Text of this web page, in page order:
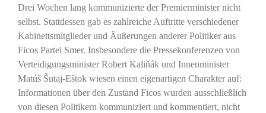
Drei Wochen lang kommunizierte der Premierminister nicht
selbst. Stattdessen gab es zahlreiche Auftritte verschiedener
Kabinettsmitglieder und Äußerungen anderer Politiker aus
Ficos Partei Smer. Insbesondere die Pressekonferenzen von
Verteidigungsminister Robert Kaliňák und Innenminister
Matúš Šutaj-Eštok wiesen einen eigenartigen Charakter auf:
Informationen über den Zustand Ficos wurden ausschließlich
von diesen Politikern kommuniziert und kommentiert, nicht